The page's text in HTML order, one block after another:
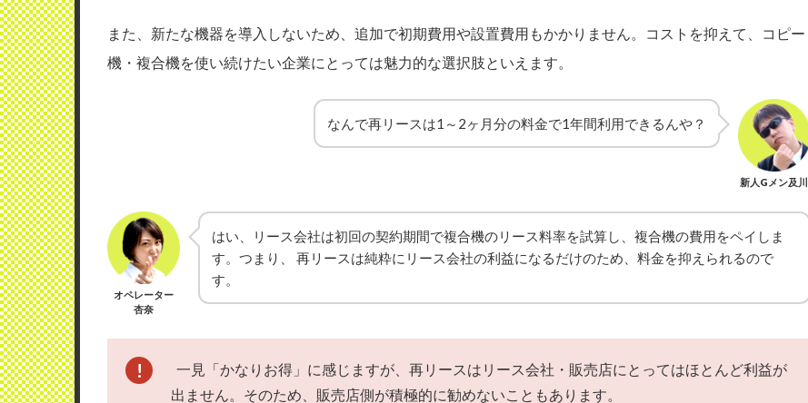
また、新たな機器を導入しないため、追加で初期費用や設置費用もかかりません。コストを抑えて、コピー
機・複合機を使い続けたい企業にとっては魅力的な選択肢といえます。
なんで再リースは1～2ヶ月分の料金で1年間利用できるんや？
新人Gメン及川
オペレーター
杏奈
はい、リース会社は初回の契約期間で複合機のリース料率を試算し、複合機の費用をペイしま
す。つまり、 再リースは純粋にリース会社の利益になるだけのため、料金を抑えられるので
す。
一見「かなりお得」に感じますが、再リースはリース会社・販売店にとってはほとんど利益が
出ません。そのため、販売店側が積極的に勧めないこともあります。